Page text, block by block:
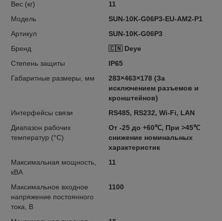
Вес (кг)
11
Модель
SUN-10K-G06P3-EU-AM2-P1
Артикул
SUN-10K-G06P3
Бренд
🇨🇳 Deye
Степень защиты
IP65
Габаритные размеры, мм
283×463×178 (За
исключением разъемов и
кронштейнов)
Интерфейсы связи
RS485, RS232, Wi-Fi, LAN
Диапазон рабочих
температур (°C)
От -25 до +60℃, При >45℃
снижение номинальных
характеристик
Максимальная мощность,
кВА
11
Максимальное входное
напряжение постоянного
тока, В
1100